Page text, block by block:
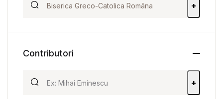
+
Contributori
+